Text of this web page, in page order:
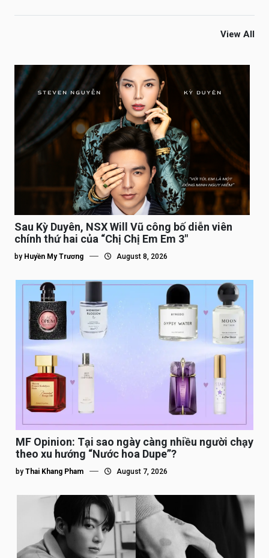
View All
Sau Kỳ Duyên, NSX Will Vũ công bố diễn viên
chính thứ hai của “Chị Chị Em Em 3″
by Huyền My Trương August 8, 2026
MF Opinion: Tại sao ngày càng nhiều người chạy
theo xu hướng “Nước hoa Dupe”?
by Thai Khang Pham August 7, 2026